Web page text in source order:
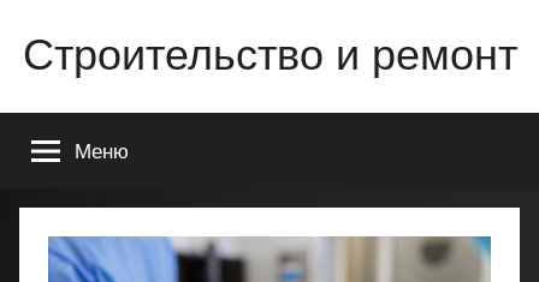
содержимому
Строительство и ремонт
строительстве
ремонте
Вашего
дома
Меню